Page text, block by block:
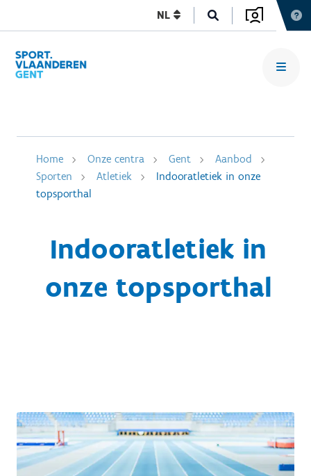
NL
Home Onze centra Gent
Aanbod
Sporten
Atletiek
Indooratletiek in onze
topsporthal
Indooratletiek in
onze topsporthal